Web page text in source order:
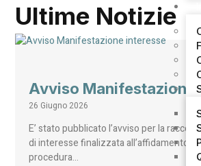
Ultime Notizie
Avviso Manifestazione
26 Giugno 2026
E’ stato pubblicato l’avviso per la
di interesse finalizzata all’affidamento,
procedura…